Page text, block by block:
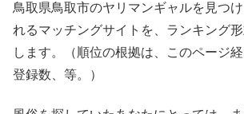
鳥取県鳥取市のヤリマンギャルを見つ
れるマッチングサイトを、ランキング
します。（順位の根拠は、このページ経
登録数、等。）